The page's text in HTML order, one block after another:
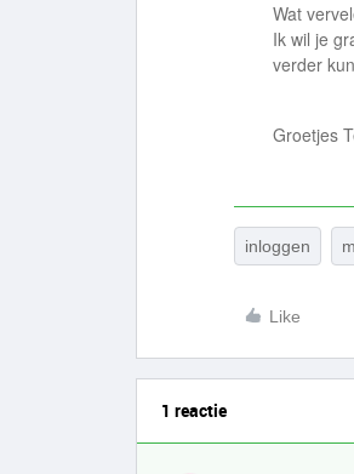
Wat
Ik wil je
verder
Groetjes
inloggen
Like
1 reactie